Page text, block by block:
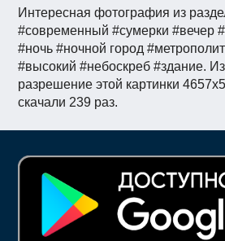
Интересная фотография из
#современный #сумерки #вечер
#ночь #ночной город
#высокий #небоскреб #здание.
разрешение этой картинки
скачали 239 раз.